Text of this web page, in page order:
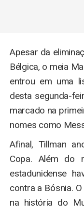
Apesar da
Bélgica, o meia
entrou em uma
desta segunda-
marcado na
nomes como
Afinal, Tillman
Copa. Além do
estadunidense
contra a Bósnia.
na história do